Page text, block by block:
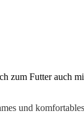
zum Futter auch
und